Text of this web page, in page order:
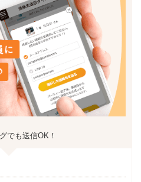
でも送信OK！